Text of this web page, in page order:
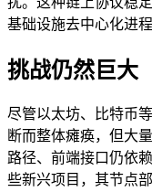
基础设施去中心化进
挑战仍然巨大
尽管以太坊、比特币
断而整体瘫痪，但大
路径、前端接口仍依
些新兴项目，其节点